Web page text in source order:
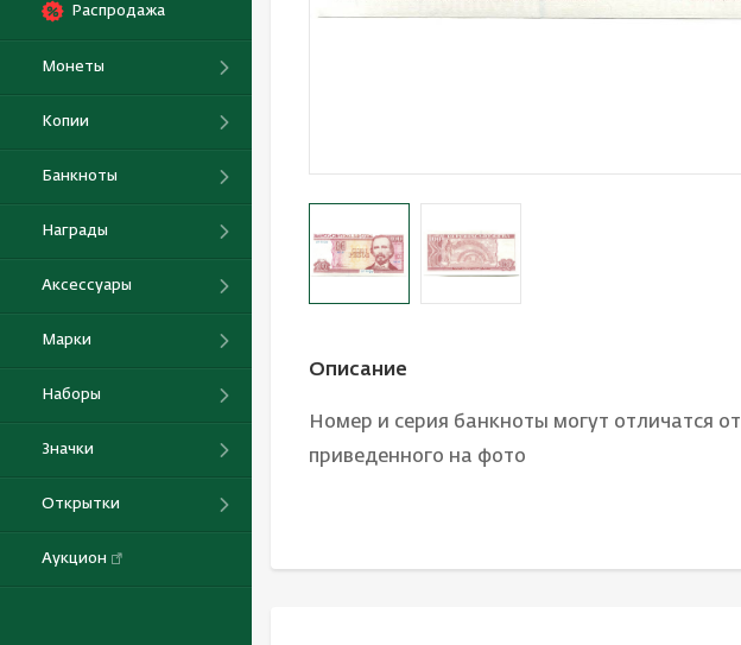
Распродажа
Монеты
Копии
Банкноты
Награды
Аксессуары
Марки
Наборы
Значки
Открытки
Аукцион
Описание
Номер и серия банкноты могут отличатся от
приведенного на фото